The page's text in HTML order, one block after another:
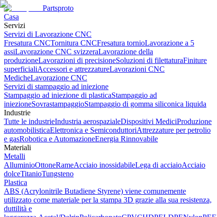
Partsproto
Casa
Servizi
Servizi di Lavorazione CNC
Fresatura CNCTornitura CNCFresatura tornioLavorazione a 5
assiLavorazione CNC svizzeraLavorazione della
produzioneLavorazioni di precisioneSoluzioni di filettaturaFiniture
superficialiAccessori e attrezzatureLavorazioni CNC
MedicheLavorazione CNC
Servizi di stampaggio ad iniezione
Stampaggio ad iniezione di plasticaStampaggio ad
iniezioneSovrastampaggioStampaggio di gomma siliconica liquida
Industrie
Tutte le industrieIndustria aerospazialeDispositivi MediciProduzione
automobilisticaElettronica e SemiconduttoriAttrezzature per petrolio
e gasRobotica e AutomazioneEnergia Rinnovabile
Materiali
Metalli
AlluminioOttoneRameAcciaio inossidabileLega di acciaioAcciaio
dolceTitanioTungsteno
Plastica
ABS (Acrylonitrile Butadiene Styrene) viene comunemente
utilizzato come materiale per la stampa 3D grazie alla sua resistenza,
duttilità e